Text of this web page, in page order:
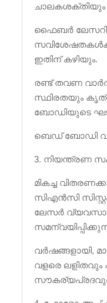
ചാലകശക്തിയും
ഫൈബർ
ഇതിന് കഴിയും.
രണ്ട് തവണ
സ്ഥിരതയും
ബോഡിയുടെ
ബെഡ് ബോഡി
3. നിയന്ത്രണ
മികച്ച
സി‌എൻ‌സി
ലേസർ
വർഷങ്ങളായി,
വളരെ